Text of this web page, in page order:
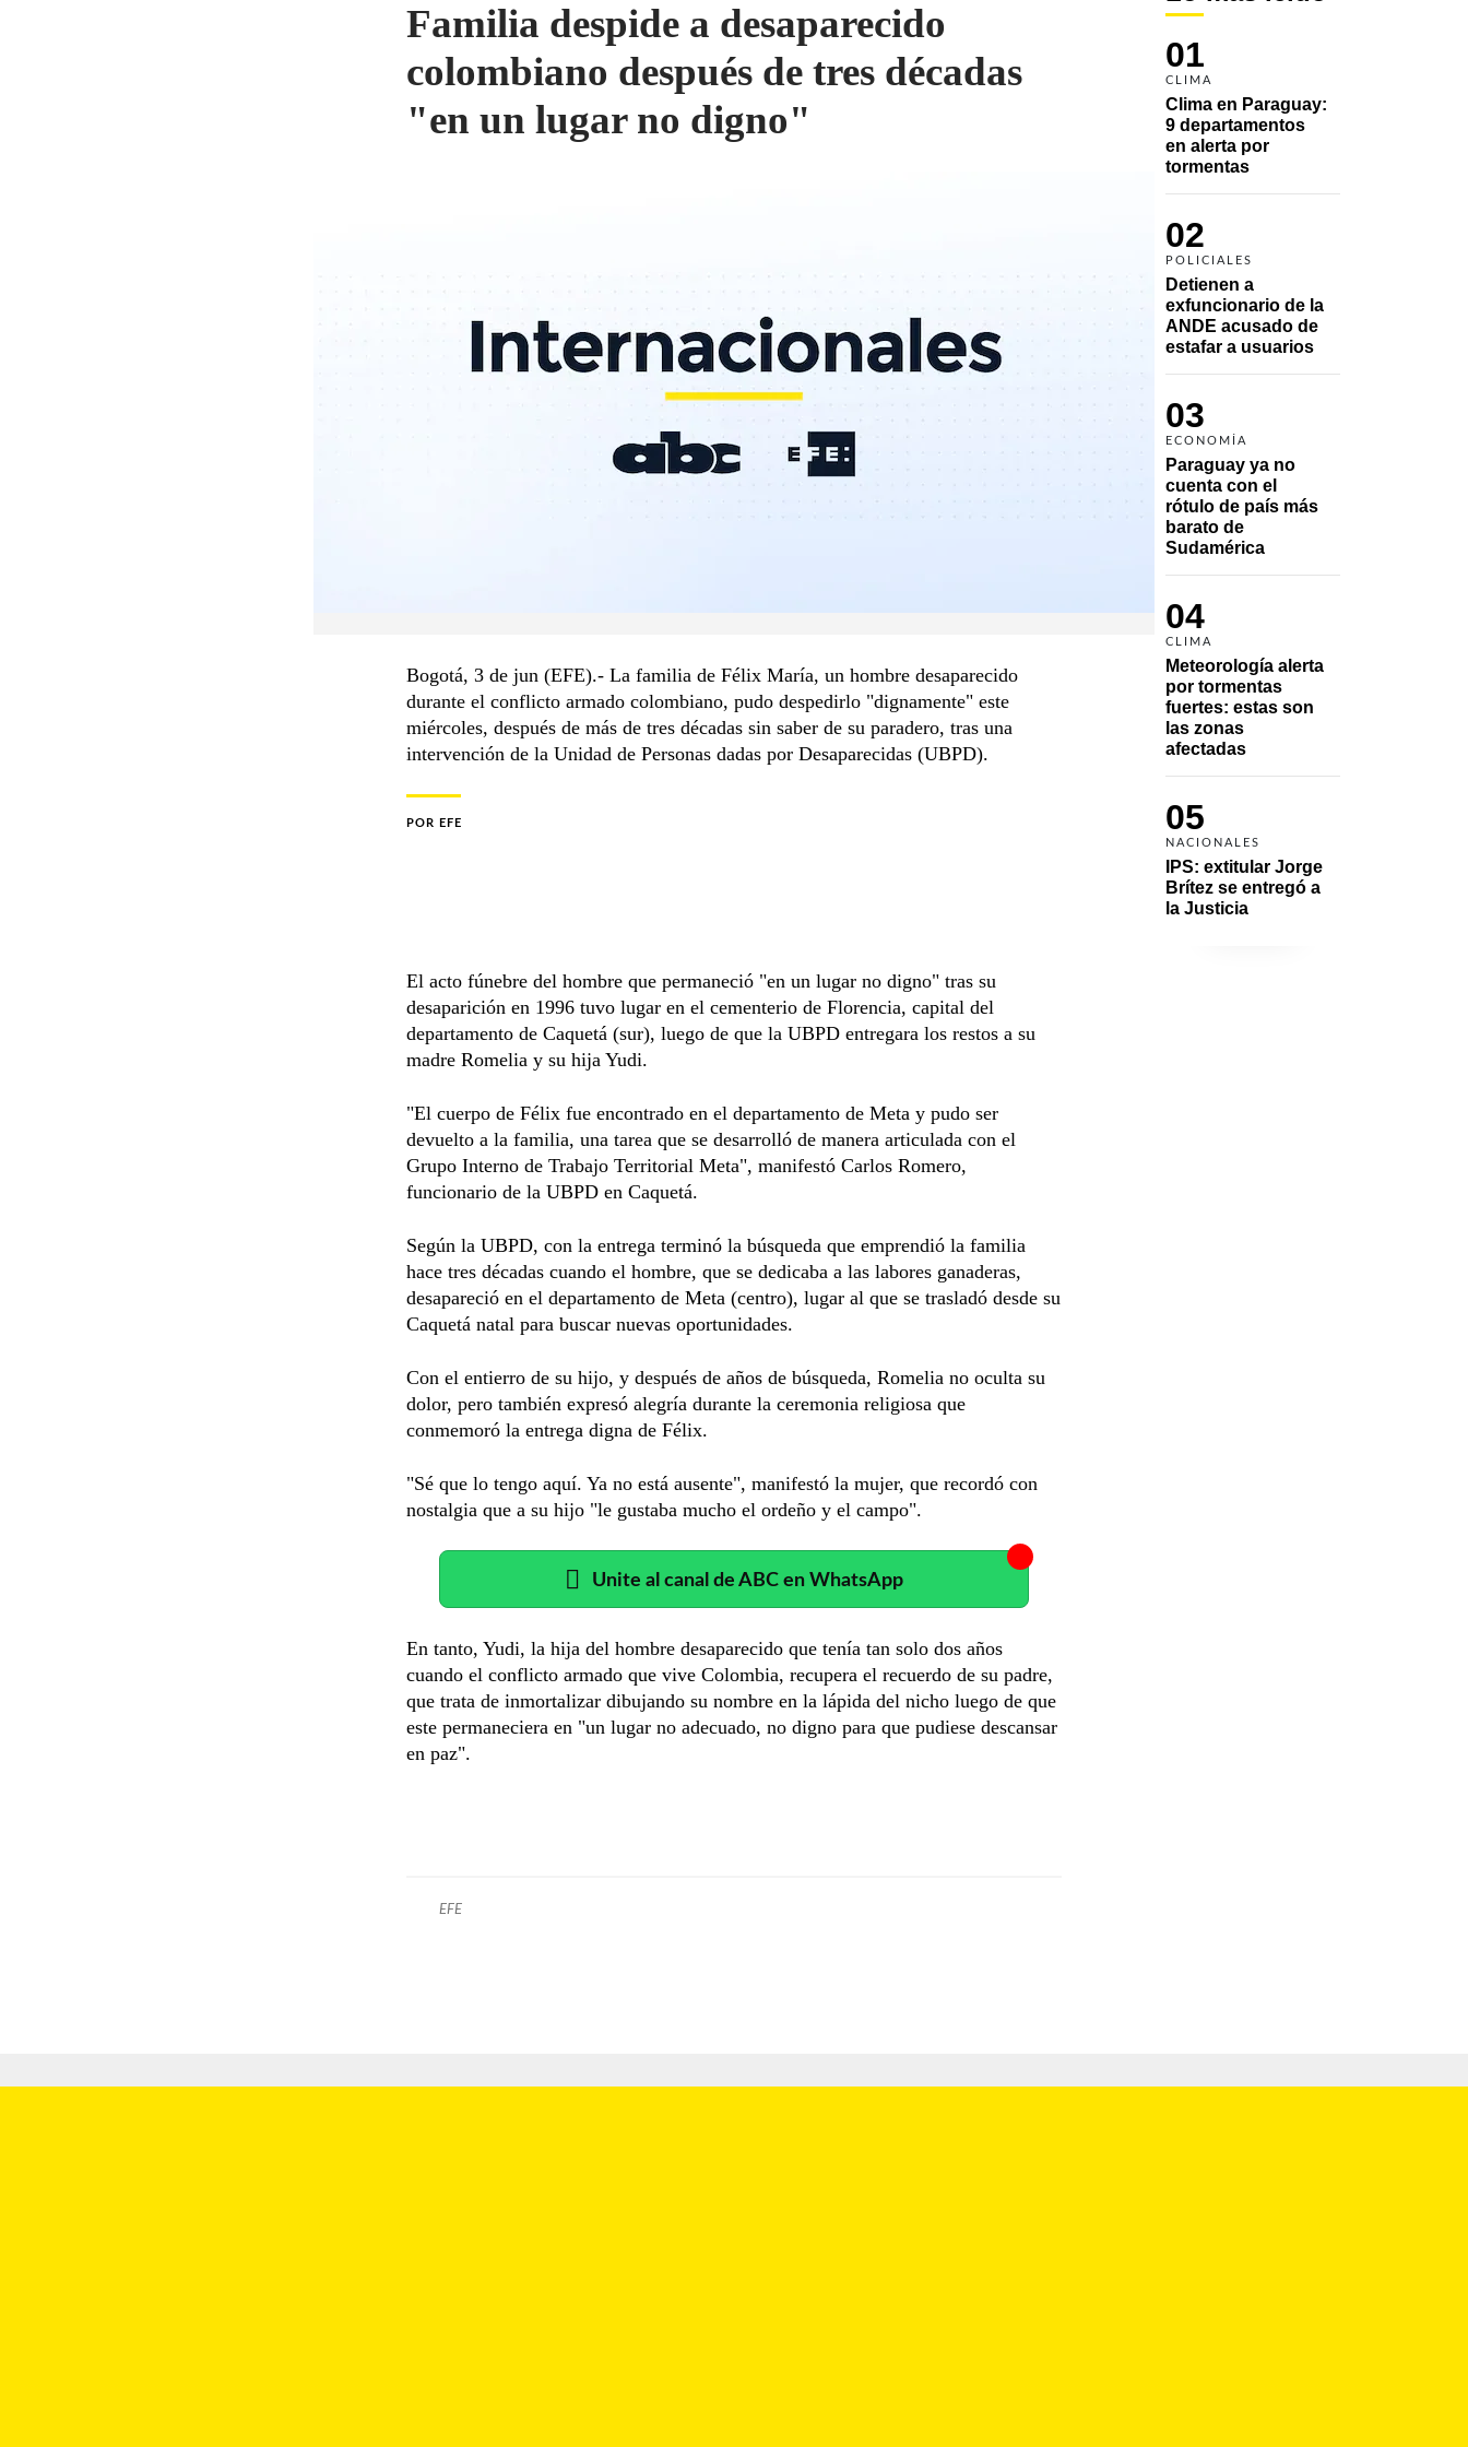
01
CLIMA
Clima en Paraguay:
9 departamentos
en alerta por
tormentas
02
POLICIALES
Detienen a
exfuncionario de la
ANDE acusado de
estafar a usuarios
03
ECONOMÍA
Paraguay ya no
cuenta con el
rótulo de país más
barato de
Sudamérica
04
CLIMA
Meteorología alerta
por tormentas
fuertes: estas son
las zonas
afectadas
05
NACIONALES
IPS: extitular Jorge
Brítez se entregó a
la Justicia
Familia despide a desaparecido
colombiano después de tres décadas
"en un lugar no digno"
Bogotá, 3 de jun (EFE).- La familia de Félix María, un hombre desaparecido
durante el conflicto armado colombiano, pudo despedirlo "dignamente" este
miércoles, después de más de tres décadas sin saber de su paradero, tras una
intervención de la Unidad de Personas dadas por Desaparecidas (UBPD).
POR EFE
El acto fúnebre del hombre que permaneció "en un lugar no digno" tras su
desaparición en 1996 tuvo lugar en el cementerio de Florencia, capital del
departamento de Caquetá (sur), luego de que la UBPD entregara los restos a su
madre Romelia y su hija Yudi.
"El cuerpo de Félix fue encontrado en el departamento de Meta y pudo ser
devuelto a la familia, una tarea que se desarrolló de manera articulada con el
Grupo Interno de Trabajo Territorial Meta", manifestó Carlos Romero,
funcionario de la UBPD en Caquetá.
Según la UBPD, con la entrega terminó la búsqueda que emprendió la familia
hace tres décadas cuando el hombre, que se dedicaba a las labores ganaderas,
desapareció en el departamento de Meta (centro), lugar al que se trasladó desde su
Caquetá natal para buscar nuevas oportunidades.
Con el entierro de su hijo, y después de años de búsqueda, Romelia no oculta su
dolor, pero también expresó alegría durante la ceremonia religiosa que
conmemoró la entrega digna de Félix.
"Sé que lo tengo aquí. Ya no está ausente", manifestó la mujer, que recordó con
nostalgia que a su hijo "le gustaba mucho el ordeño y el campo".
Unite al canal de ABC en WhatsApp
En tanto, Yudi, la hija del hombre desaparecido que tenía tan solo dos años
cuando el conflicto armado que vive Colombia, recupera el recuerdo de su padre,
que trata de inmortalizar dibujando su nombre en la lápida del nicho luego de que
este permaneciera en "un lugar no adecuado, no digno para que pudiese descansar
en paz".
EFE